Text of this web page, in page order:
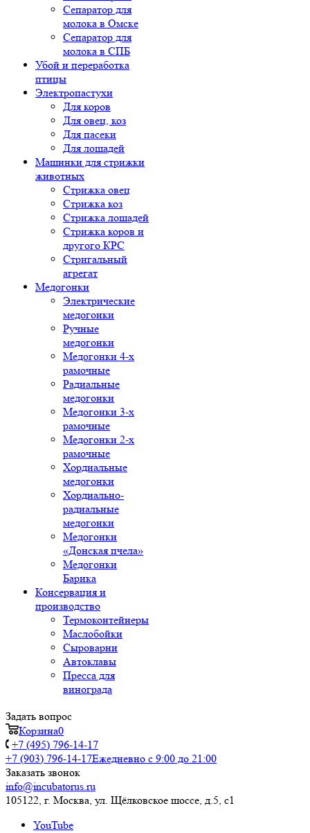
Сепаратор для
молока в Омске
Сепаратор для
молока в СПБ
Убой и переработка
птицы
Электропастухи
Для коров
Для овец, коз
Для пасеки
Для лошадей
Машинки для стрижки
животных
Стрижка овец
Стрижка коз
Стрижка лошадей
Стрижка коров и
другого КРС
Стригальный
агрегат
Медогонки
Электрические
медогонки
Ручные
медогонки
Медогонки 4-х
рамочные
Радиальные
медогонки
Медогонки 3-х
рамочные
Медогонки 2-х
рамочные
Хордиальные
медогонки
Хордиально-
радиальные
медогонки
Медогонки
«Донская пчела»
Медогонки
Барика
Консервация и
производство
Термоконтейнеры
Маслобойки
Сыроварни
Автоклавы
Пресса для
винограда
Задать вопрос
Корзина0
+7 (495) 796-14-17
+7 (903) 796-14-17Ежедневно с 9:00 до 21:00
Заказать звонок
info@incubatorus.ru
105122, г. Москва, ул. Щёлковское шоссе, д.5, с1
YouTube